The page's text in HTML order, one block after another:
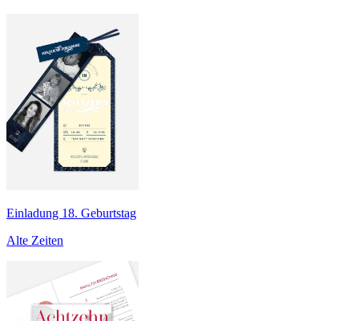
Einladung 18. Geburtstag
Alte Zeiten